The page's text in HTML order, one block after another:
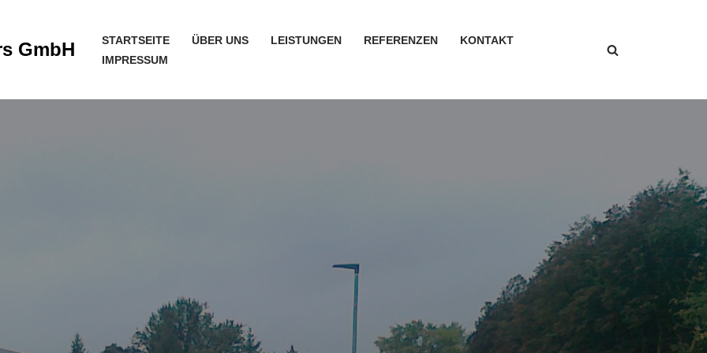
GmbH STARTSEITE ÜBER UNS LEISTUNGEN REFERENZEN
KONTAKT
IMPRESSUM